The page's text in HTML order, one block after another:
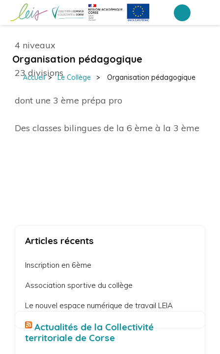
(Pressez
Entrée)
Organisation pédagogique
Accueil > Le Collège > Organisation pédagogique
4 niveaux
23 divisions
dont une 3 ème prépa pro
Des classes bilingues de la 6 ème à la 3 ème
Articles récents
Inscription en 6ème
Association sportive du collège
Le nouvel espace numérique de travail LEIA
Actualités de la Collectivité
territoriale de Corse